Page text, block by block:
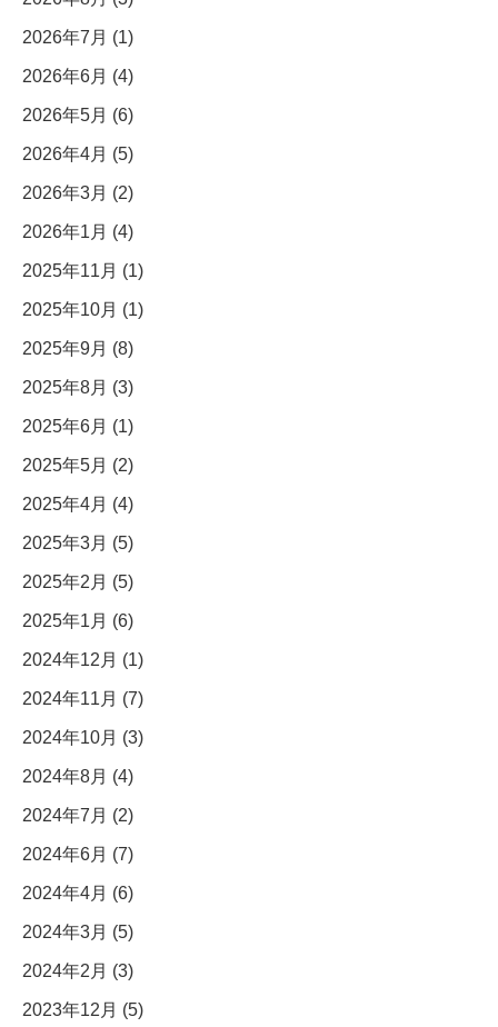
2026年7月 (1)
2026年6月 (4)
2026年5月 (6)
2026年4月 (5)
2026年3月 (2)
2026年1月 (4)
2025年11月 (1)
2025年10月 (1)
2025年9月 (8)
2025年8月 (3)
2025年6月 (1)
2025年5月 (2)
2025年4月 (4)
2025年3月 (5)
2025年2月 (5)
2025年1月 (6)
2024年12月 (1)
2024年11月 (7)
2024年10月 (3)
2024年8月 (4)
2024年7月 (2)
2024年6月 (7)
2024年4月 (6)
2024年3月 (5)
2024年2月 (3)
2023年12月 (5)